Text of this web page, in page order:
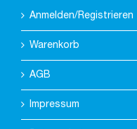
Anmelden/Registrieren
Warenkorb
AGB
Impressum